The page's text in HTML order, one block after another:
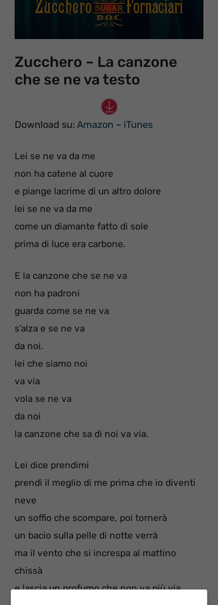
Zucchero – La canzone
che se ne va testo
Download su: Amazon – iTunes
Lei se ne va da me
non ha catene al cuore
e piange lacrime di un altro dolore
lei se ne va da me
come un diamante fatto di sole
prima di luce era carbone.
E la canzone che se ne va
non ha padroni
guarda come se ne va
s’alza e se ne va
da noi.
lei che siamo noi
va via
vola se ne va
da noi
la canzone che sa di noi va via.
Lei dice prendimi
prendi il meglio di me prima che io diventi
neve
un soffio che scompare, poi tornerà
un bacio sulla pelle di notte verrà
ma il vento che si increspa al mattino
chissà
e lascia un profumo che non va più via.